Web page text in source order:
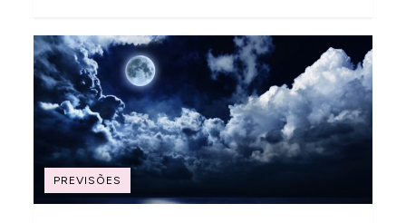
PREVISÕES